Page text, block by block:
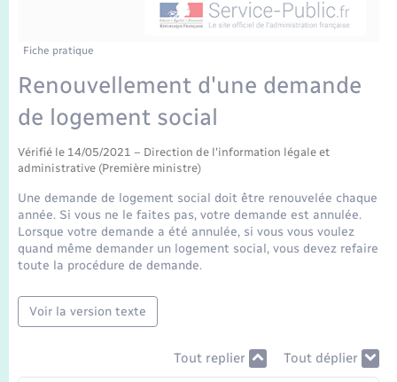
Mariage – PACS
Parrainage civil
Recensement
Fiche pratique
Renouvellement d'une demande
de logement social
Vérifié le 14/05/2021 – Direction de l'information légale et
administrative (Première ministre)
Une demande de logement social doit être renouvelée chaque
année. Si vous ne le faites pas, votre demande est annulée.
Lorsque votre demande a été annulée, si vous vous voulez
quand même demander un logement social, vous devez refaire
toute la procédure de demande.
Voir la version texte
Tout replier Tout déplier